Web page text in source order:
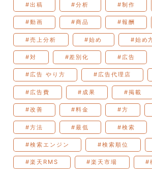
#出稿 #分析 #制作
#動画 #商品 #報酬
#売上分析 #始め #始め
#対 #差別化 #広告
#広告 やり方 #広告代理店
#広告費 #成果 #掲載
#改善 #料金 #方
#方法 #最低 #検索
#検索エンジン #検索順位
#楽天RMS #楽天市場 #